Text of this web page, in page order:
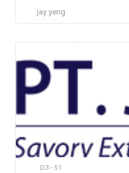
Pekerjaan Bandung,
antusias dan siap
Persyaratan Usia
minimal D3 / […]
jay yeng
D3 - S1